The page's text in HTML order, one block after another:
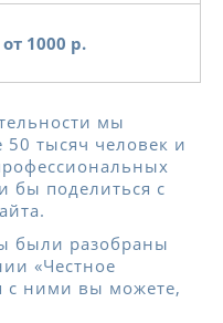
от 1000 р.
мы
50 тысяч человек и
бы поделиться с
были разобраны
«Честное
с ними вы можете,